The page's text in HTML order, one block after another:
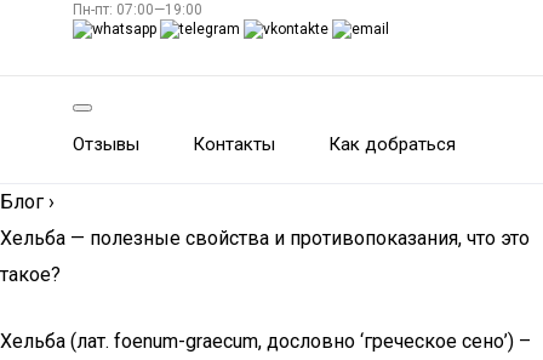
Пн-пт: 07:00—19:00
Отзывы Контакты Как добраться
Блог ›
Хельба — полезные свойства и противопоказания, что это
такое?
Хельба (лат. foenum-graecum, дословно ‘греческое сено’) –